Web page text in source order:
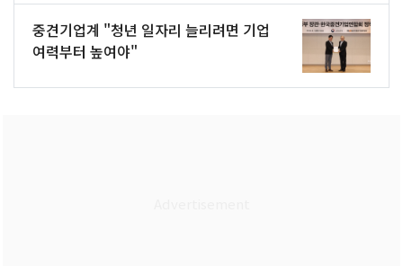
중견기업계 "청년 일자리 늘리려면 기업
여력부터 높여야"